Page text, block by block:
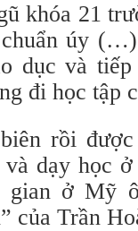
khóa 21
úy
dục và
đi học tập
rồi
dạy học
ở Mỹ
của Trần